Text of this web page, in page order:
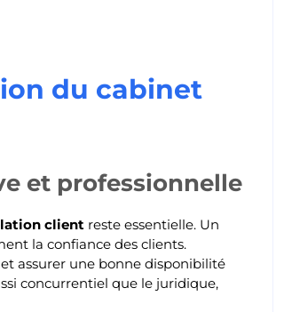
du cabinet
et professionnelle
client reste essentielle. Un
la confiance des clients.
assurer une bonne disponibilité
concurrentiel que le juridique,